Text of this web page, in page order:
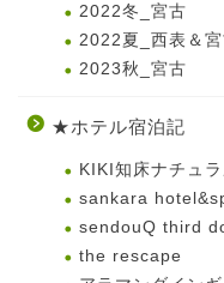
2022冬_宮古
2022夏_西表＆
2023秋_宮古
★ホテル宿泊記
KIKI知床ナチュ
sankara
sendouQ third
the rescape